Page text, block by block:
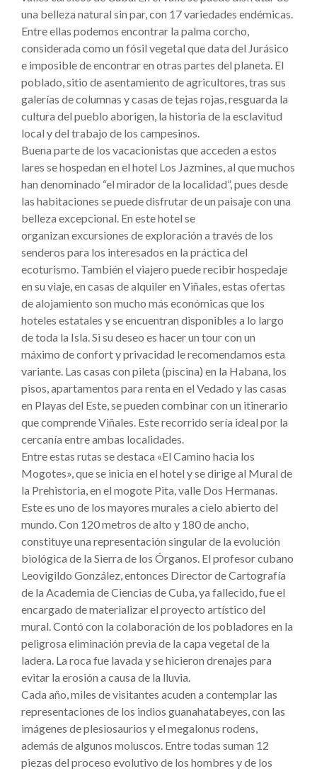
una belleza natural sin par, con 17 variedades endémicas.
Entre ellas podemos encontrar la palma corcho,
considerada como un fósil vegetal que data del Jurásico
e imposible de encontrar en otras partes del planeta. El
poblado, sitio de asentamiento de agricultores, tras sus
galerías de columnas y casas de tejas rojas, resguarda la
cultura del pueblo aborigen, la historia de la esclavitud
local y del trabajo de los campesinos.
Buena parte de los vacacionistas que acceden a estos
lares se hospedan en el hotel Los Jazmines, al que muchos
han denominado “el mirador de la localidad”, pues desde
las habitaciones se puede disfrutar de un paisaje con una
belleza excepcional. En este hotel se
organizan excursiones de exploración a través de los
senderos para los interesados en la práctica del
ecoturismo. También el viajero puede recibir hospedaje
en su viaje, en casas de alquiler en Viñales, estas ofertas
de alojamiento son mucho más económicas que los
hoteles estatales y se encuentran disponibles a lo largo
de toda la Isla. Si su deseo es hacer un tour con un
máximo de confort y privacidad le recomendamos esta
variante. Las casas con pileta (piscina) en la Habana, los
pisos, apartamentos para renta en el Vedado y las casas
en Playas del Este, se pueden combinar con un itinerario
que comprende Viñales. Este recorrido sería ideal por la
cercanía entre ambas localidades.
Entre estas rutas se destaca «El Camino hacia los
Mogotes», que se inicia en el hotel y se dirige al Mural de
la Prehistoria, en el mogote Pita, valle Dos Hermanas.
Este es uno de los mayores murales a cielo abierto del
mundo. Con 120 metros de alto y 180 de ancho,
constituye una representación singular de la evolución
biológica de la Sierra de los Órganos. El profesor cubano
Leovigildo González, entonces Director de Cartografía
de la Academia de Ciencias de Cuba, ya fallecido, fue el
encargado de materializar el proyecto artístico del
mural. Contó con la colaboración de los pobladores en la
peligrosa eliminación previa de la capa vegetal de la
ladera. La roca fue lavada y se hicieron drenajes para
evitar la erosión a causa de la lluvia.
Cada año, miles de visitantes acuden a contemplar las
representaciones de los indios guanahatabeyes, con las
imágenes de plesiosaurios y el megalonus rodens,
además de algunos moluscos. Entre todas suman 12
piezas del proceso evolutivo de los hombres y de los